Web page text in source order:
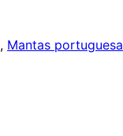
, Mantas